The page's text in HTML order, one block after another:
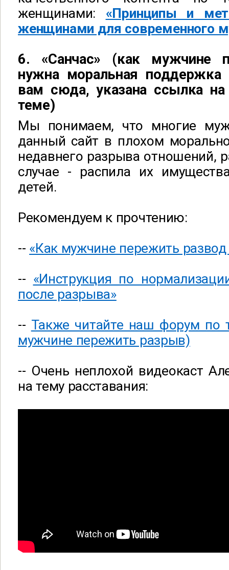
женщинами: «Принципы и
женщинами для современного
6. «Санчас» (как мужчине
нужна моральная поддержка
вам сюда, указана ссылка
теме)
Мы понимаем, что многие
данный сайт в плохом
недавнего разрыва отношений,
случае - распила их
детей.
Рекомендуем к прочтению:
-- «Как мужчине пережить
-- «Инструкция по
после разрыва»
-- Также читайте наш форум по
мужчине пережить разрыв)
-- Очень неплохой видеокаст
на тему расставания: